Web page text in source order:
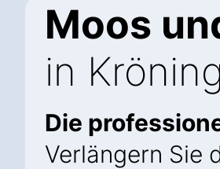
Moos
in
Die
Verlängern Sie